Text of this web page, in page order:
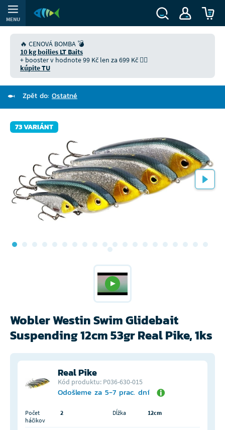
MENU
🔥 CENOVÁ BOMBA 💣
10 kg boilies LT Baits
+ booster v hodnote 99 Kč len za 699 Kč 👉🏻
kúpite TU
Zpět do: Ostatné
73 VARIÁNT
Wobler Westin Swim Glidebait
Suspending 12cm 53gr Real Pike, 1ks
Real Pike
Kód produktu: P036-630-015
Odošleme za 5-7 prac. dní
Počet
háčikov
2 Dĺžka 12cm